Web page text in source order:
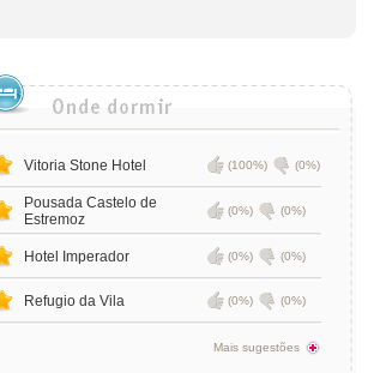
Vitoria Stone Hotel (100%) (0%)
Pousada Castelo de
Estremoz
(0%) (0%)
Hotel Imperador (0%) (0%)
Refugio da Vila (0%) (0%)
Mais sugestões